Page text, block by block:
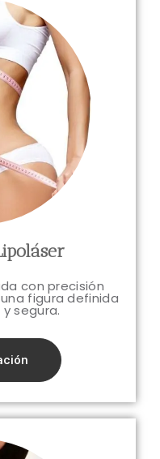
con precisión
figura definida
segura.